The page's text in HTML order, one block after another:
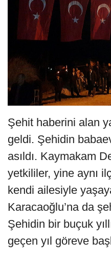
Şehit haberini alan
geldi. Şehidin
asıldı. Kaymakam
yetkililer, yine aynı
kendi ailesiyle
Karacaoğlu’na da
Şehidin bir buçuk
geçen yıl göreve